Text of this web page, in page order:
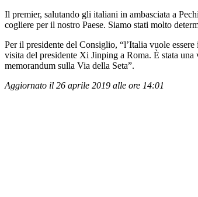
Il premier, salutando gli italiani in ambasciata a
cogliere per il nostro Paese. Siamo stati molto
Per il presidente del Consiglio, “l’Italia vuole
visita del presidente Xi Jinping a Roma. È stata
memorandum sulla Via della Seta”.
Aggiornato il 26 aprile 2019 alle ore 14:01